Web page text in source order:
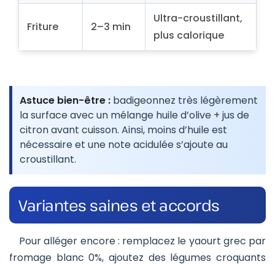
Friture 2–3 min
Ultra-croustillant,
plus calorique
Astuce bien-être : badigeonnez très légèrement
la surface avec un mélange huile d’olive + jus de
citron avant cuisson. Ainsi, moins d’huile est
nécessaire et une note acidulée s’ajoute au
croustillant.
Variantes saines et accords
Pour alléger encore : remplacez le yaourt grec par
fromage blanc 0%, ajoutez des légumes croquants